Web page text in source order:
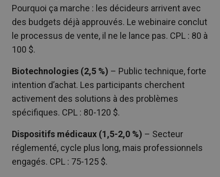
Pourquoi ça marche : les décideurs arrivent avec
des budgets déjà approuvés. Le webinaire conclut
le processus de vente, il ne le lance pas. CPL : 80 à
100 $.
Biotechnologies (2,5 %) – Public technique, forte
intention d’achat. Les participants cherchent
activement des solutions à des problèmes
spécifiques. CPL : 80-120 $.
Dispositifs médicaux (1,5-2,0 %) – Secteur
réglementé, cycle plus long, mais professionnels
engagés. CPL : 75-125 $.